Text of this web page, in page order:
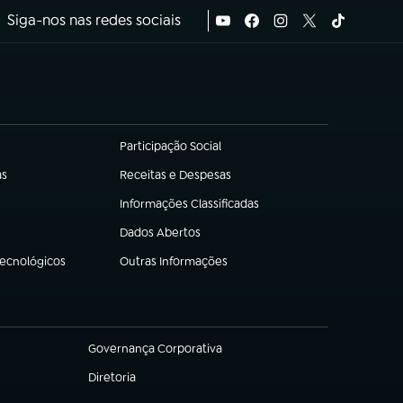
Siga-nos nas redes sociais
Participação Social
(abre em nova aba)
Receitas e Despesas
(abre em nova aba)
Informações Classificadas
(abre em nova aba)
Dados Abertos
(abre em nova aba)
Outras Informações
(abre em nova aba)
Governança Corporativa
(abre em nova aba)
Diretoria
(abre em nova aba)